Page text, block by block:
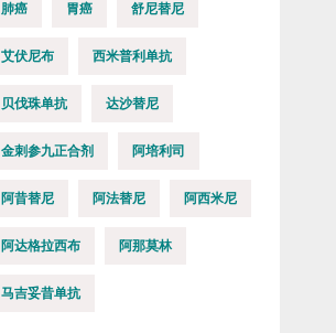
肺癌 胃癌 舒尼替尼
艾伏尼布 西米普利单抗
贝伐珠单抗 达沙替尼
金刺参九正合剂 阿培利司
阿昔替尼 阿法替尼 阿西米尼
阿达格拉西布 阿那莫林
马吉妥昔单抗